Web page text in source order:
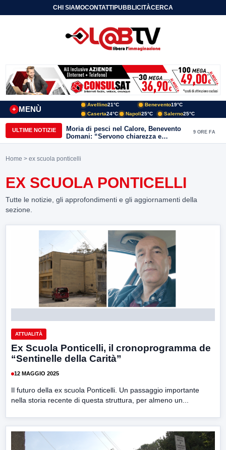
CHI SIAMOCONTATTIPUBBLICITÀCERCA
MENÙ
+
Avellino21°C Benevento19°C
Caserta24°C Napoli25°C Salerno25°C
ULTIME NOTIZIE
Moria di pesci nel Calore, Benevento
Domani: “Servono chiarezza e
approfondimenti sulla gestione
9 ORE FA
Home > ex scuola ponticelli
EX SCUOLA PONTICELLI
Tutte le notizie, gli approfondimenti e gli aggiornamenti della
sezione.
ATTUALITÀ
Ex Scuola Ponticelli, il cronoprogramma de
“Sentinelle della Carità”
12 MAGGIO 2025
Il futuro della ex scuola Ponticelli. Un passaggio importante
nella storia recente di questa struttura, per almeno un...